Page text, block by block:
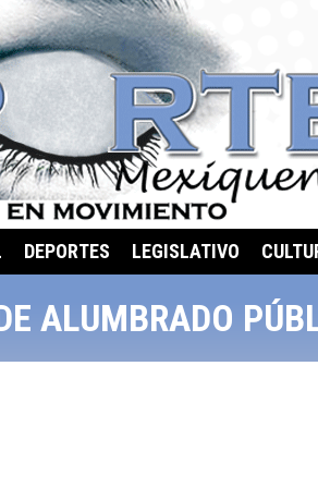
DEPORTES LEGISLATIVO
ALUMBRADO